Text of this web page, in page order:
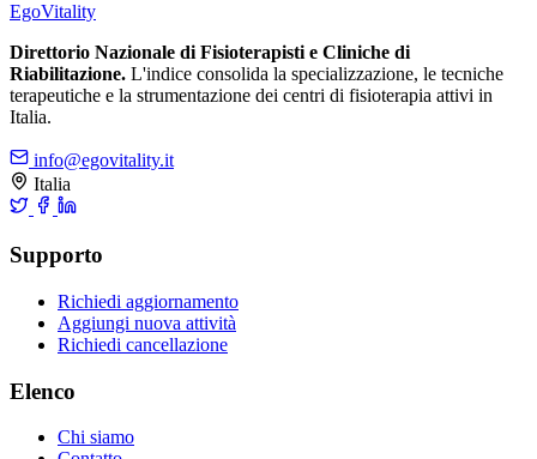
EgoVitality
Direttorio Nazionale di Fisioterapisti e Cliniche di
Riabilitazione. L'indice consolida la specializzazione, le tecniche
terapeutiche e la strumentazione dei centri di fisioterapia attivi in
Italia.
info@egovitality.it
Italia
Supporto
Richiedi aggiornamento
Aggiungi nuova attività
Richiedi cancellazione
Elenco
Chi siamo